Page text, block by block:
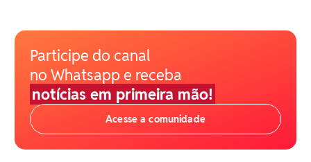
Participe do canal
no Whatsapp e receba
notícias em primeira mão!
Acesse a comunidade